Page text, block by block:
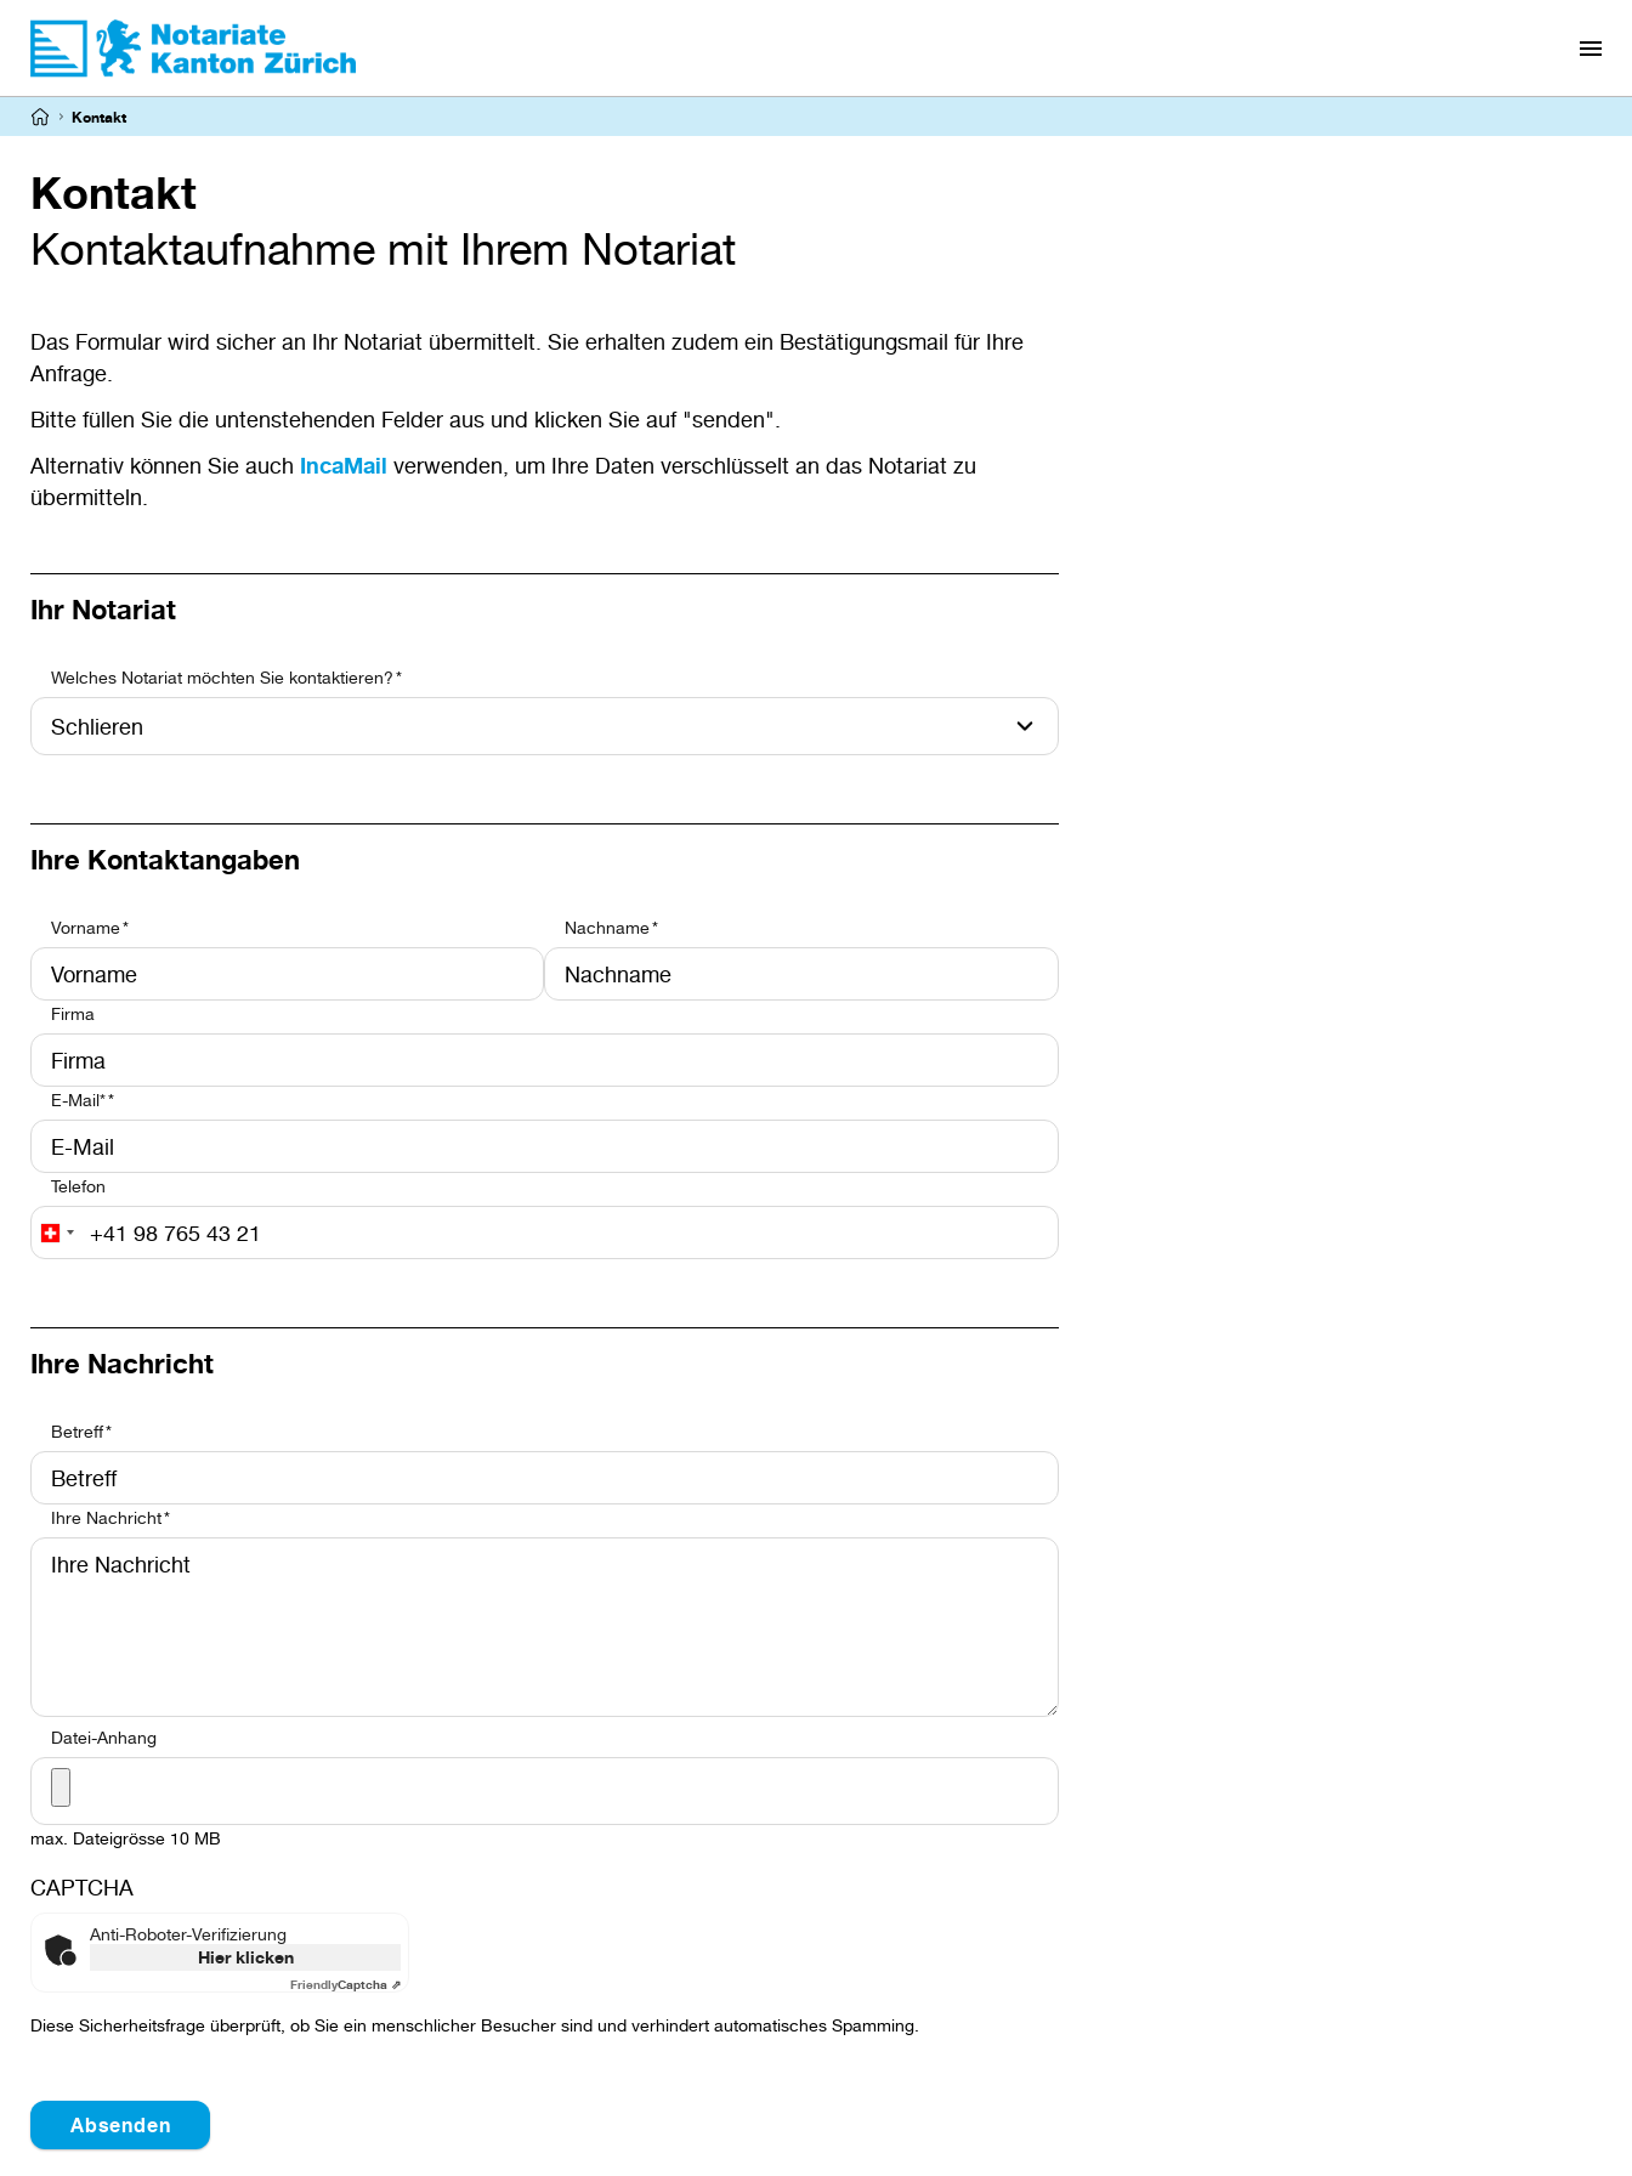
Direkt
zum
Inhalt
Pfadnavigation
Kontakt
Kontakt
Kontaktaufnahme mit Ihrem Notariat
Das Formular wird sicher an Ihr Notariat übermittelt. Sie erhalten zudem ein Bestätigungsmail für Ihre
Anfrage.
Bitte füllen Sie die untenstehenden Felder aus und klicken Sie auf "senden".
Alternativ können Sie auch IncaMail verwenden, um Ihre Daten verschlüsselt an das Notariat zu
übermitteln.
Ihr Notariat
Welches Notariat möchten Sie kontaktieren?
Ihre Kontaktangaben
Vorname
Nachname
Vorname Nachname
Firma
E-Mail*
Telefon
Ihre Nachricht
Betreff
Ihre Nachricht
Datei-Anhang
max. Dateigrösse 10 MB
CAPTCHA
Anti-Roboter-Verifizierung
Hier klicken
FriendlyCaptcha ⇗
Diese Sicherheitsfrage überprüft, ob Sie ein menschlicher Besucher sind und verhindert automatisches Spamming.